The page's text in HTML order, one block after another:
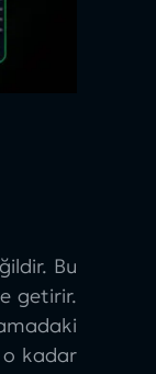
Bu
getirir.
o kadar